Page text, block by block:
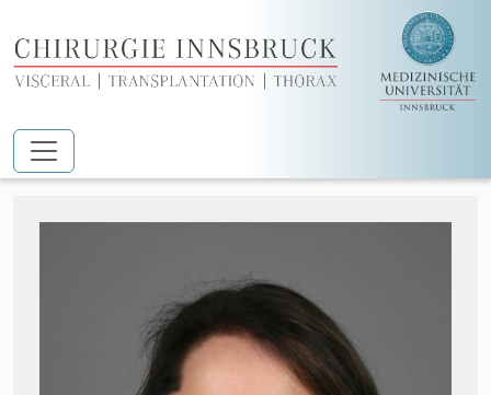
Zum Hauptinhalt springen
Troger Sabine